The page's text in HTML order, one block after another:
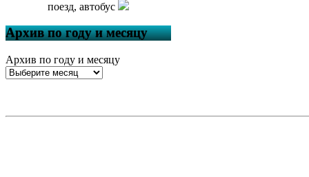
поезд, автобус
Архив по году и месяцу
Архив по году и месяцу